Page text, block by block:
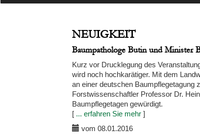
NEUIGKEIT
Baumpathologe Butin und Minister
Kurz vor Drucklegung des
wird noch hochkarätiger. Mit dem
an einer deutschen Baumpflegetagung
Forstwissenschaftler Professor Dr.
Baumpflegetagen gewürdigt.
[ ... erfahren Sie mehr ]
vom 08.01.2016